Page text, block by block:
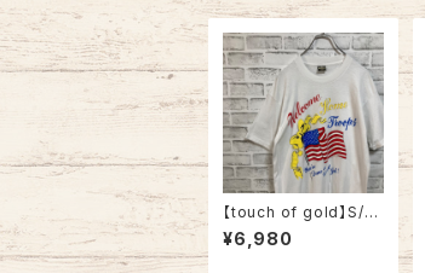
【touch of gold】S/S
Tee XL 90s Made in
USA vintage “Welco
¥6,980